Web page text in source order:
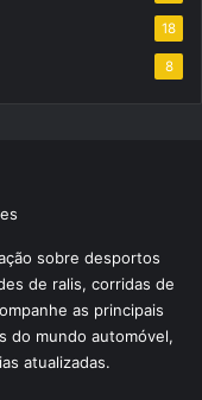
18
8
sobre desportos
de ralis, corridas de
as principais
do mundo automóvel,
atualizadas.